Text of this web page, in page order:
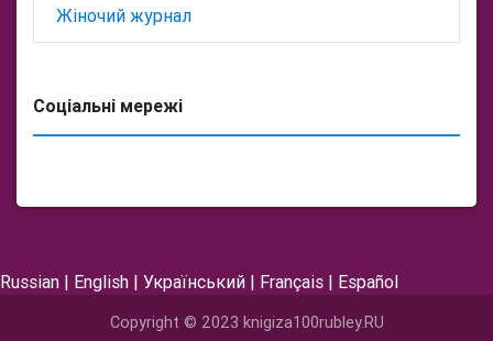
Жіночий журнал
Соціальні мережі
Russian | English | Український | Français | Español
Copyright © 2023 knigiza100rubley.RU